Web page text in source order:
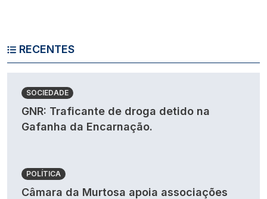
RECENTES
SOCIEDADE
GNR: Traficante de droga detido na
Gafanha da Encarnação.
POLÍTICA
Câmara da Murtosa apoia associações